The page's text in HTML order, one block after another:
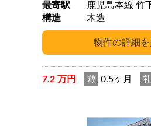
最寄駅
構造
木造
7.2 万円 敷 0.5ヶ月